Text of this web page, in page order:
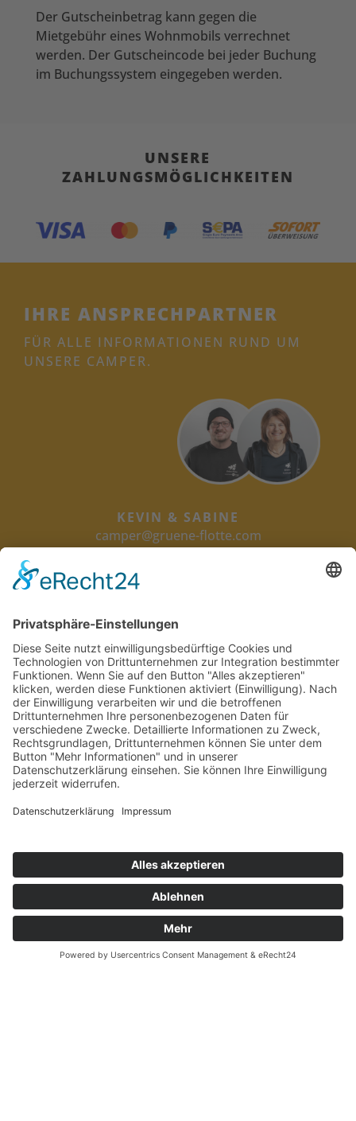
Der Gutscheinbetrag kann gegen die
Mietgebühr eines Wohnmobils verrechnet
werden. Der Gutscheincode bei jeder Buchung
im Buchungssystem eingegeben werden.
UNSERE
ZAHLUNGSMÖGLICHKEITEN
IHRE ANSPRECHPARTNER
FÜR ALLE INFORMATIONEN RUND UM
UNSERE CAMPER.
KEVIN & SABINE
camper@gruene-flotte.com
CARSHARING.
AUTO ABO.
CAMPER MIETEN.
AUTO KAUFEN.
FÜR UNTERNEHMEN.